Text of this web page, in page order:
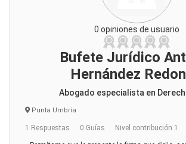
0 opiniones de usuario
Bufete Jurídico
Hernández
Abogado especialista en
Punta Umbría
1 Respuestas 0 Guías Nivel contribución 1